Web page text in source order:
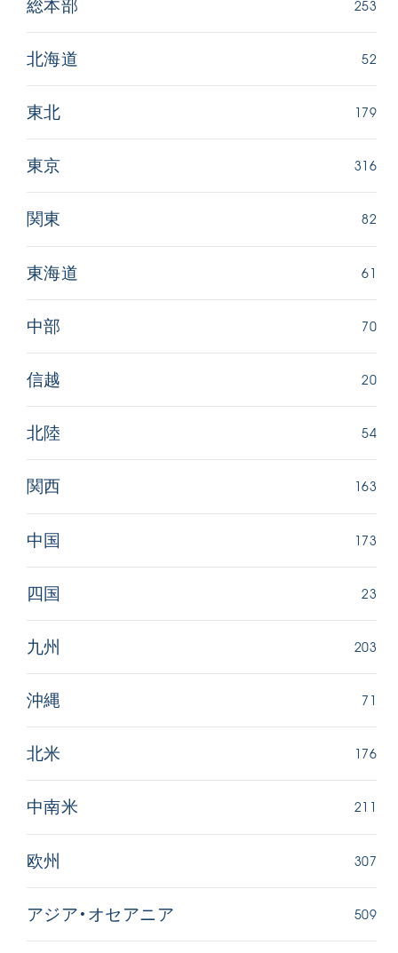
総本部 253
北海道 52
東北 179
東京 316
関東 82
東海道 61
中部 70
信越 20
北陸 54
関西 163
中国 173
四国 23
九州 203
沖縄 71
北米 176
中南米 211
欧州 307
アジア・オセアニア 509